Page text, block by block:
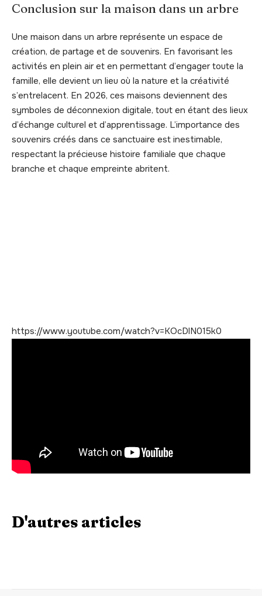
Conclusion sur la maison dans un arbre
Une maison dans un arbre représente un espace de
création, de partage et de souvenirs. En favorisant les
activités en plein air et en permettant d’engager toute la
famille, elle devient un lieu où la nature et la créativité
s’entrelacent. En 2026, ces maisons deviennent des
symboles de déconnexion digitale, tout en étant des lieux
d’échange culturel et d’apprentissage. L’importance des
souvenirs créés dans ce sanctuaire est inestimable,
respectant la précieuse histoire familiale que chaque
branche et chaque empreinte abritent.
https://www.youtube.com/watch?v=KOcDlN015k0
D'autres articles